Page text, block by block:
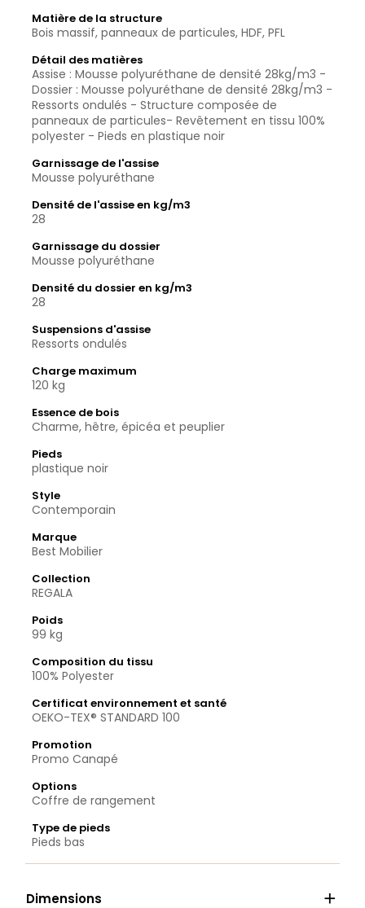
Matière de la structure
Bois massif, panneaux de particules, HDF, PFL
Détail des matières
Assise : Mousse polyuréthane de densité 28kg/m3 -
Dossier : Mousse polyuréthane de densité 28kg/m3 -
Ressorts ondulés - Structure composée de
panneaux de particules- Revêtement en tissu 100%
polyester - Pieds en plastique noir
Garnissage de l'assise
Mousse polyuréthane
Densité de l'assise en kg/m3
28
Garnissage du dossier
Mousse polyuréthane
Densité du dossier en kg/m3
28
Suspensions d'assise
Ressorts ondulés
Charge maximum
120 kg
Essence de bois
Charme, hêtre, épicéa et peuplier
Pieds
plastique noir
Style
Contemporain
Marque
Best Mobilier
Collection
REGALA
Poids
99 kg
Composition du tissu
100% Polyester
Certificat environnement et santé
OEKO-TEX® STANDARD 100
Promotion
Promo Canapé
Options
Coffre de rangement
Type de pieds
Pieds bas
Dimensions 